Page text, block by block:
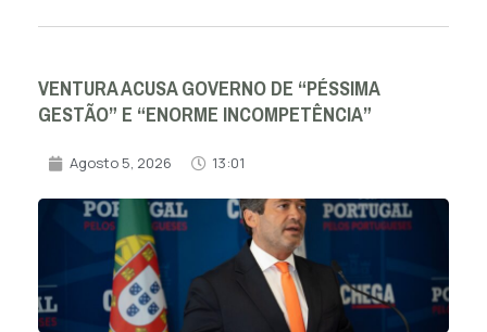
VENTURA ACUSA GOVERNO DE “PÉSSIMA
GESTÃO” E “ENORME INCOMPETÊNCIA”
Agosto 5, 2026 13:01